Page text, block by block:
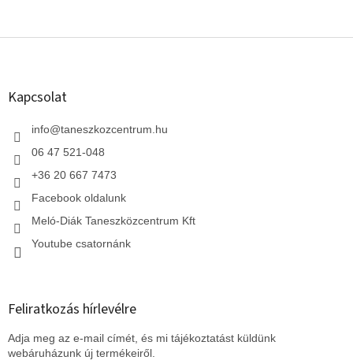
L
Kapcsolat
info@taneszkozcentrum.hu
06 47 521-048
+36 20 667 7473
Facebook oldalunk
Meló-Diák Taneszközcentrum Kft
Youtube csatornánk
Feliratkozás hírlevélre
Adja meg az e-mail címét, és mi tájékoztatást küldünk
webáruházunk új termékeiről.